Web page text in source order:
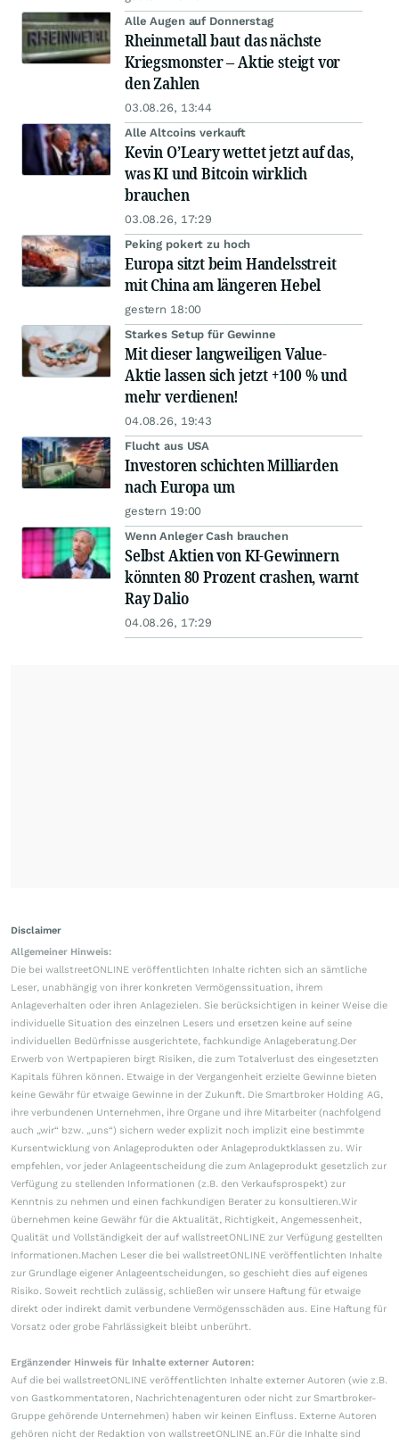
Alle Augen auf Donnerstag
Rheinmetall baut das nächste
Kriegsmonster – Aktie steigt vor
den Zahlen
03.08.26, 13:44
Alle Altcoins verkauft
Kevin O’Leary wettet jetzt auf das,
was KI und Bitcoin wirklich
brauchen
03.08.26, 17:29
Peking pokert zu hoch
Europa sitzt beim Handelsstreit
mit China am längeren Hebel
gestern 18:00
Starkes Setup für Gewinne
Mit dieser langweiligen Value-
Aktie lassen sich jetzt +100 % und
mehr verdienen!
04.08.26, 19:43
Flucht aus USA
Investoren schichten Milliarden
nach Europa um
gestern 19:00
Wenn Anleger Cash brauchen
Selbst Aktien von KI-Gewinnern
könnten 80 Prozent crashen, warnt
Ray Dalio
04.08.26, 17:29
Disclaimer
Allgemeiner Hinweis:
Die bei wallstreetONLINE veröffentlichten Inhalte richten sich an sämtliche
Leser, unabhängig von ihrer konkreten Vermögenssituation, ihrem
Anlageverhalten oder ihren Anlagezielen. Sie berücksichtigen in keiner Weise die
individuelle Situation des einzelnen Lesers und ersetzen keine auf seine
individuellen Bedürfnisse ausgerichtete, fachkundige Anlageberatung.Der
Erwerb von Wertpapieren birgt Risiken, die zum Totalverlust des eingesetzten
Kapitals führen können. Etwaige in der Vergangenheit erzielte Gewinne bieten
keine Gewähr für etwaige Gewinne in der Zukunft. Die Smartbroker Holding AG,
ihre verbundenen Unternehmen, ihre Organe und ihre Mitarbeiter (nachfolgend
auch „wir“ bzw. „uns“) sichern weder explizit noch implizit eine bestimmte
Kursentwicklung von Anlageprodukten oder Anlageproduktklassen zu. Wir
empfehlen, vor jeder Anlageentscheidung die zum Anlageprodukt gesetzlich zur
Verfügung zu stellenden Informationen (z.B. den Verkaufsprospekt) zur
Kenntnis zu nehmen und einen fachkundigen Berater zu konsultieren.Wir
übernehmen keine Gewähr für die Aktualität, Richtigkeit, Angemessenheit,
Qualität und Vollständigkeit der auf wallstreetONLINE zur Verfügung gestellten
Informationen.Machen Leser die bei wallstreetONLINE veröffentlichten Inhalte
zur Grundlage eigener Anlageentscheidungen, so geschieht dies auf eigenes
Risiko. Soweit rechtlich zulässig, schließen wir unsere Haftung für etwaige
direkt oder indirekt damit verbundene Vermögensschäden aus. Eine Haftung für
Vorsatz oder grobe Fahrlässigkeit bleibt unberührt.
Ergänzender Hinweis für Inhalte externer Autoren:
Auf die bei wallstreetONLINE veröffentlichten Inhalte externer Autoren (wie z.B.
von Gastkommentatoren, Nachrichtenagenturen oder nicht zur Smartbroker-
Gruppe gehörende Unternehmen) haben wir keinen Einfluss. Externe Autoren
gehören nicht der Redaktion von wallstreetONLINE an.Für die Inhalte sind